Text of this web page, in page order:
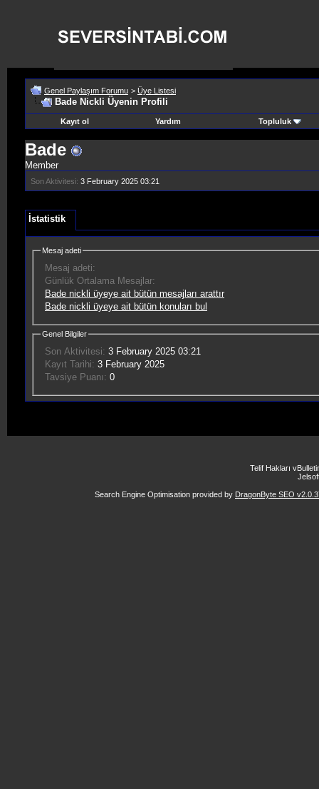
Genel Paylaşım Forumu > Üye Listesi
Bade Nickli Üyenin Profili
Kayıt ol Yardım Topluluk
Bade
Member
Son Aktivitesi: 3 February 2025 03:21
İstatistik
Mesaj adeti
Mesaj adeti:
Günlük Ortalama Mesajlar:
Bade nickli üyeye ait bütün mesajları arattır
Bade nickli üyeye ait bütün konuları bul
Genel Bilgiler
Son Aktivitesi: 3 February 2025 03:21
Kayıt Tarihi: 3 February 2025
Tavsiye Puanı: 0
Telif Hakları
Search Engine Optimisation provided by DragonByte SEO